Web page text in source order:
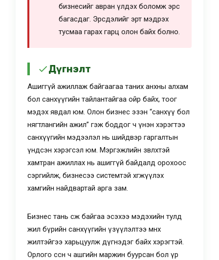
бизнесийг авран үлдэх боломж эрс
багасдаг. Эрсдэлийг эрт мэдрэх
тусмаа гарах гарц олон байх болно.
Дүгнэлт
Ашиггүй ажиллаж байгаагаа таних анхны алхам
бол санхүүгийн тайлантайгаа ойр байх, тоог
мэдэх явдал юм. Олон бизнес эзэн “санхүү бол
нягтлангийн ажил” гэж боддог ч үнэн хэрэгтээ
санхүүгийн мэдээлэл нь шийдвэр гаргалтын
үндсэн хэрэгсэл юм. Мэргэжлийн зөвлөхтэй
хамтран ажиллах нь ашиггүй байдалд орохоос
сэргийлж, бизнесээ системтэй хөгжүүлэх
хамгийн найдвартай арга зам.
Бизнес тань өсөж байгаа эсэхээ мэдэхийн тулд
жил бүрийн санхүүгийн үзүүлэлтээ өмнөх
жилтэйгээ харьцуулж дүгнэдэг байх хэрэгтэй.
Орлого өссөн ч ашгийн маржин буурсан бол үр